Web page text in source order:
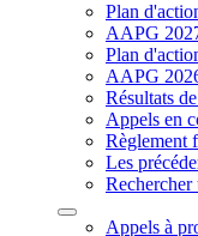
Plan
AAPG
Plan
AAPG
Résultats
Appels en
Règlement
Les
Rechercher
Appels à